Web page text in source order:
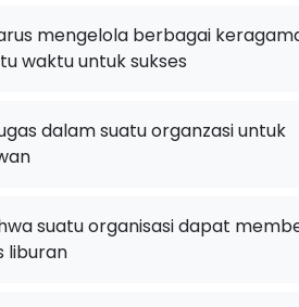
mengelola berbagai
waktu untuk sukses
dalam suatu organzasi untuk
suatu organisasi dapat
liburan